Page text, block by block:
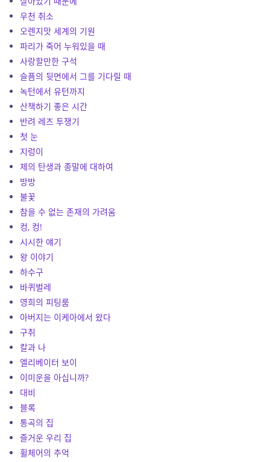
우천 취소
오렌지맛 세계의 기원
파리가 죽어 누워있을 때
사랑할만한 구석
슬픔의 뒷면에서 그를 기다릴 때
녹턴에서 유턴까지
산책하기 좋은 시간
반려 레즈 투쟁기
첫 눈
지렁이
제의 탄생과 종말에 대하여
방방
불꽃
참을 수 없는 존재의 가려움
컹, 컹!
시시한 얘기
왕 이야기
하수구
바퀴벌레
영희의 피팅룸
아버지는 이케아에서 왔다
구취
칼과 나
엘리베이터 보이
이미운을 아십니까?
대비
블록
통곡의 집
즐거운 우리 집
휠체어의 추억